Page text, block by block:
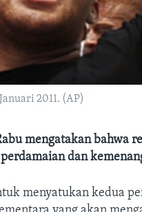
2011. (AP)
mengatakan bahwa
dan
menyatukan kedua